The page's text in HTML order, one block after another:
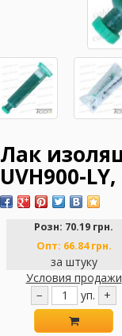
Лак
UVH900-
Розн: 70.19 грн.
Опт: 66.84 грн.
за штуку
Условия продажи
−
уп. +